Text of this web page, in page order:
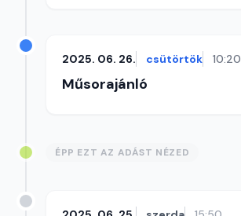
2025. 06. 26. csütörtök 10:20
Műsorajánló
ÉPP EZT AZ ADÁST NÉZED